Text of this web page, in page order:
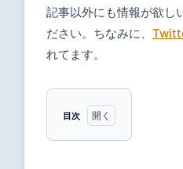
記事以外にも情報が欲し
ださい。ちなみに、
れてます。
目次